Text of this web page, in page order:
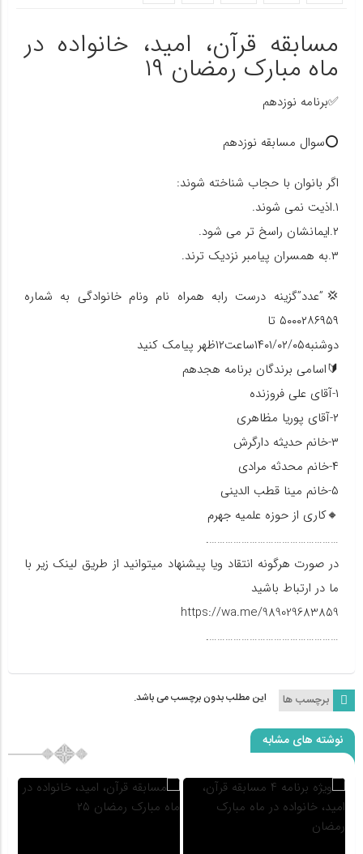
مسابقه قرآن، امید، خانواده در
ماه مبارک رمضان ۱۹
✅برنامه نوزدهم
⭕️سوال مسابقه نوزدهم
اگر بانوان با حجاب شناخته شوند:
۱.اذیت نمی شوند.
۲.ایمانشان راسخ تر می شود.
۳.به همسران پیامبر نزدیک ترند.
💢”عدد”گزینه درست رابه همراه نام ونام خانوادگی به شماره
۵۰۰۰۲۸۶۹۵۹ تا
دوشنبه۱۴۰۱/۰۲/۰۵ساعت۱۲ظهر پیامک کنید
🔰اسامی برندگان برنامه هجدهم
۱-آقای علی فروزنده
۲-آقای پوریا مظاهری
۳-خانم حدیثه دارگرش
۴-خانم محدثه مرادی
۵-خانم مینا قطب الدینی
🔸کاری از حوزه علمیه جهرم
………………………………………….
در صورت هرگونه انتقاد ویا پیشنهاد میتوانید از طریق لینک زیر با
ما در ارتباط باشید
https://wa.me/989029683859
………………………………………….
برچسب ها این مطلب بدون برچسب می باشد.
نوشته های مشابه